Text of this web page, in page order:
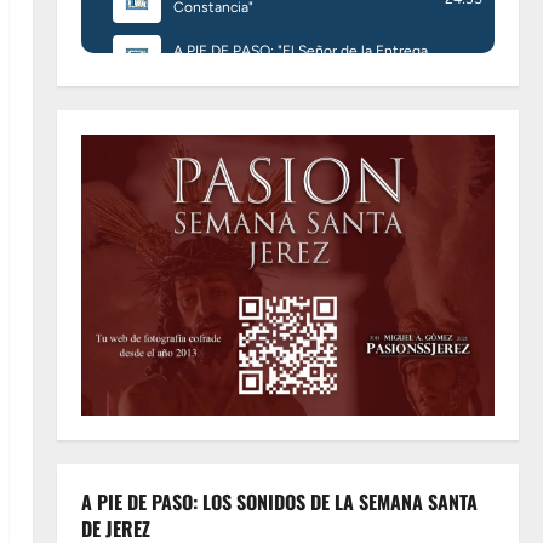
A PIE DE PASO: LOS SONIDOS DE LA SEMANA SANTA
DE JEREZ